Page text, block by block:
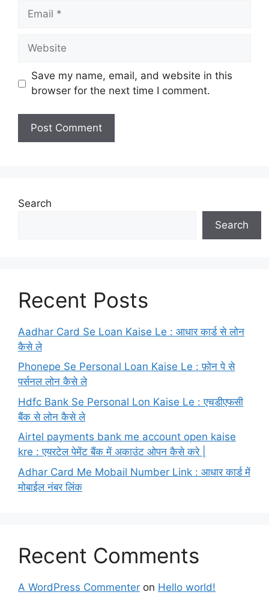
Email
Website
Save my name, email, and website in this
browser for the next time I comment.
Search
Search
Recent Posts
Aadhar Card Se Loan Kaise Le : आधार कार्ड से लोन
कैसे ले
Phonepe Se Personal Loan Kaise Le : फ़ोन पे से
पर्सनल लोन कैसे ले
Hdfc Bank Se Personal Lon Kaise Le : एचडीएफसी
बैंक से लोन कैसे ले
Airtel payments bank me account open kaise
kre : एयरटेल पेमेंट बैंक में अकाउंट ओपन कैसे करे |
Adhar Card Me Mobail Number Link : आधार कार्ड में
मोबाईल नंबर लिंक
Recent Comments
A WordPress Commenter on Hello world!